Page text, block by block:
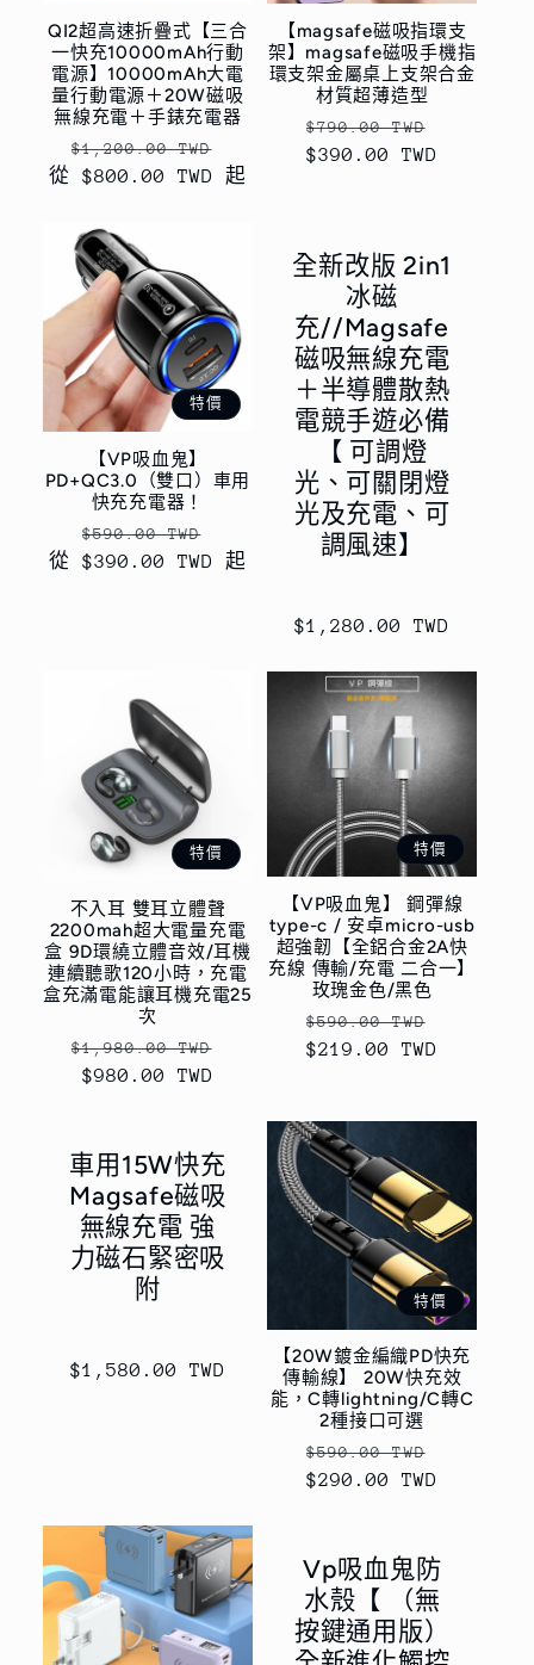
QI2超高速折疊式【三合
一快充10000mAh行動
電源】10000mAh大電
量行動電源＋20W磁吸
無線充電＋手錶充電器
定
價
$1,200.00 TWD
價
從 $800.00 TWD 起
【magsafe磁吸指環支
架】magsafe磁吸手機指
環支架金屬桌上支架合金
材質超薄造型
定
價
$790.00 TWD
$390.00 TWD
特價
【VP吸血鬼】
PD+QC3.0（雙口）車用
快充充電器！
定
價
$590.00 TWD
價
從 $390.00 TWD 起
全新改版 2in1
冰磁
充//Magsafe
磁吸無線充電
＋半導體散熱
電競手遊必備
【 可調燈
光、可關閉燈
光及充電、可
調風速】
定
$1,280.00 TWD
特價
不入耳 雙耳立體聲
2200mah超大電量充電
盒 9D環繞立體音效/耳機
連續聽歌120小時，充電
盒充滿電能讓耳機充電25
次
定
價
$1,980.00 TWD
$980.00 TWD
特價
【VP吸血鬼】 鋼彈線
type-c / 安卓micro-usb
超強韌【全鋁合金2A快
充線 傳輸/充電 二合一】
玫瑰金色/黑色
定
價
$590.00 TWD
$219.00 TWD
車用15W快充
Magsafe磁吸
無線充電 強
力磁石緊密吸
附
定
$1,580.00 TWD
特價
【20W鍍金編織PD快充
傳輸線】 20W快充效
能，C轉lightning/C轉C
2種接口可選
定
價
$590.00 TWD
$290.00 TWD
Vp吸血鬼防
水殼【 （無
按鍵通用版）